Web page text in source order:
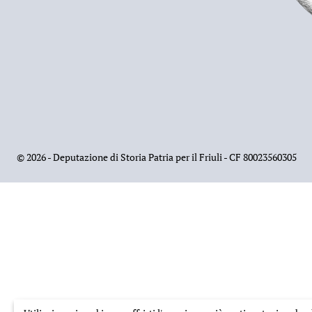
©2026 - Deputazione di Storia Patria per il Friuli - CF 80023560305